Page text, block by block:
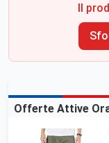
Il
Offerte Attive